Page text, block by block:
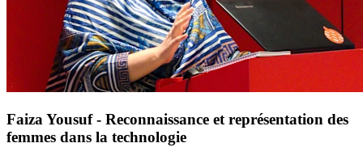
Faiza Yousuf - Reconnaissance et représentation des
femmes dans la technologie